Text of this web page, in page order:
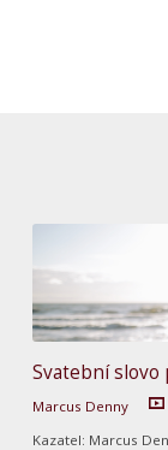
Svatební slovo
Marcus Denny
Kazatel: Marcus